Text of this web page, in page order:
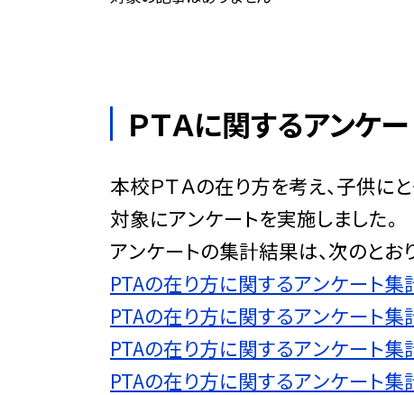
ＰＴＡに関するアンケ
本校ＰＴＡの在り方を考え、子供に
対象にアンケートを実施しました。
アンケートの集計結果は、次のとおり
PTAの在り方に関するアンケート集
PTAの在り方に関するアンケート集
PTAの在り方に関するアンケート集
PTAの在り方に関するアンケート集